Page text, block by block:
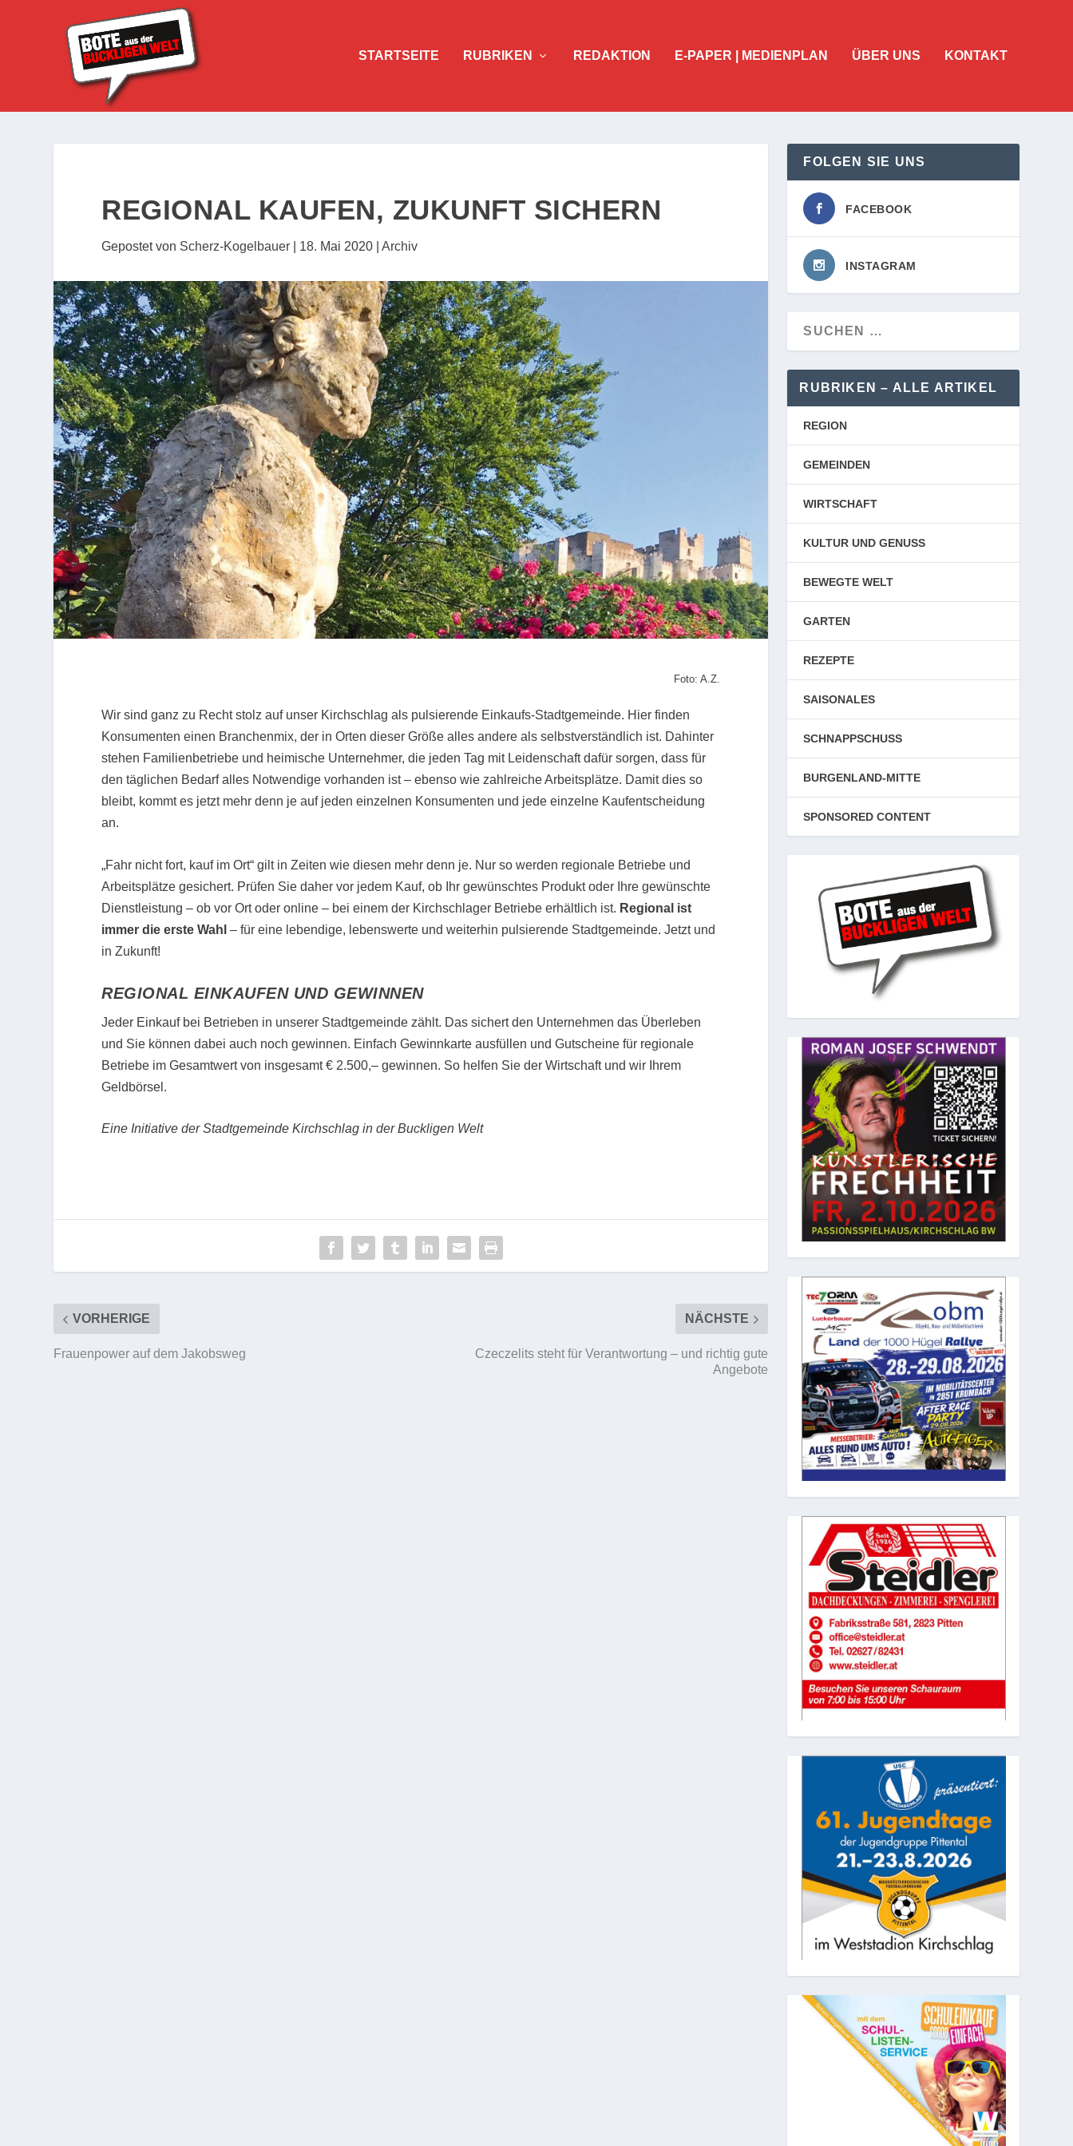
STARTSEITE RUBRIKEN REDAKTION E-PAPER | MEDIENPLAN ÜBER UNS KONTAKT
REGIONAL KAUFEN, ZUKUNFT SICHERN
Gepostet von Scherz-Kogelbauer 18. Mai 2020 |Archiv
Foto: A.Z.
Wir sind ganz zu Recht stolz auf unser Kirchschlag als pulsierende Einkaufs-Stadtgemeinde. Hier finden
Konsumenten einen Branchenmix, der in Orten dieser Größe alles andere als selbstverständlich ist. Dahinter
stehen Familienbetriebe und heimische Unternehmer, die jeden Tag mit Leidenschaft dafür sorgen, dass für
den täglichen Bedarf alles Notwendige vorhanden ist – ebenso wie zahlreiche Arbeitsplätze. Damit dies so
bleibt, kommt es jetzt mehr denn je auf jeden einzelnen Konsumenten und jede einzelne Kaufentscheidung
an.
„Fahr nicht fort, kauf im Ort“ gilt in Zeiten wie diesen mehr denn je. Nur so werden regionale Betriebe und
Arbeitsplätze gesichert. Prüfen Sie daher vor jedem Kauf, ob Ihr gewünschtes Produkt oder Ihre gewünschte
Dienstleistung – ob vor Ort oder online – bei einem der Kirchschlager Betriebe erhältlich ist. Regional ist
immer die erste Wahl – für eine lebendige, lebenswerte und weiterhin pulsierende Stadtgemeinde. Jetzt und
in Zukunft!
REGIONAL EINKAUFEN UND GEWINNEN
Jeder Einkauf bei Betrieben in unserer Stadtgemeinde zählt. Das sichert den Unternehmen das Überleben
und Sie können dabei auch noch gewinnen. Einfach Gewinnkarte ausfüllen und Gutscheine für regionale
Betriebe im Gesamtwert von insgesamt € 2.500,– gewinnen. So helfen Sie der Wirtschaft und wir Ihrem
Geldbörsel.
Eine Initiative der Stadtgemeinde Kirchschlag in der Buckligen Welt
VORHERIGE
Frauenpower auf dem Jakobsweg
NÄCHSTE
Czeczelits steht für Verantwortung – und richtig gute
Angebote
FOLGEN SIE UNS
FACEBOOK
INSTAGRAM
RUBRIKEN – ALLE ARTIKEL
REGION
GEMEINDEN
WIRTSCHAFT
KULTUR UND GENUSS
BEWEGTE WELT
GARTEN
REZEPTE
SAISONALES
SCHNAPPSCHUSS
BURGENLAND-MITTE
SPONSORED CONTENT